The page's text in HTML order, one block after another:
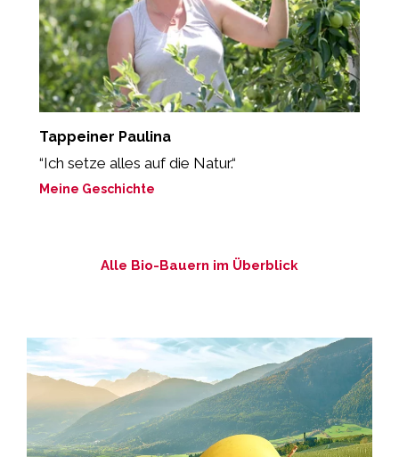
Tappeiner Paulina
“Ich setze alles auf die Natur.“
Meine Geschichte
Alle Bio-Bauern im Überblick